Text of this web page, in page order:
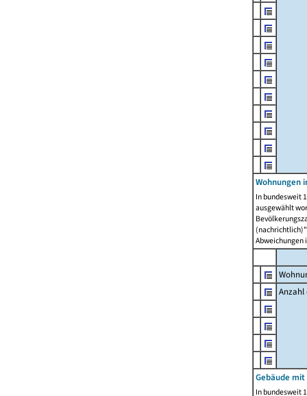
Wohnungen
In bundesweit
ausgewählt
Abweichungen
Anzahl
Gebäude
In bundesweit